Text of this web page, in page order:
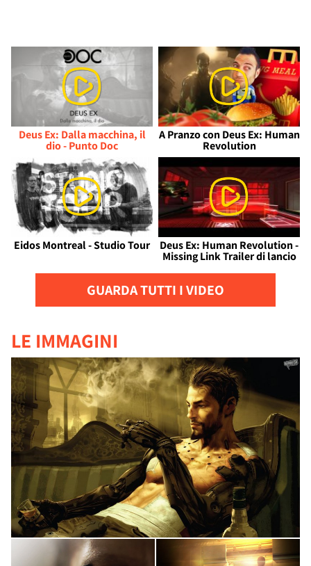
Deus Ex: Dalla macchina, il
dio - Punto Doc
A Pranzo con Deus Ex: Human
Revolution
Eidos Montreal - Studio Tour Deus Ex: Human Revolution -
Missing Link Trailer di lancio
GUARDA TUTTI I VIDEO
LE IMMAGINI